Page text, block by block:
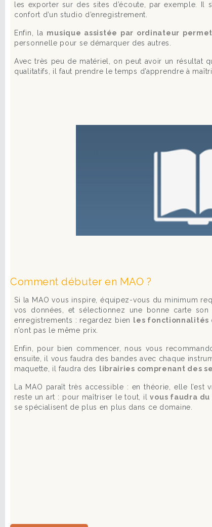
les exporter sur des sites d’écoute, par exemple.
confort d’un studio d’enregistrement.
Enfin, la musique assistée par ordinateur
personnelle pour se démarquer des autres.
Avec très peu de matériel, on peut avoir un résultat
qualitatifs, il faut prendre le temps d’apprendre à
Comment débuter en MAO ?
Si la MAO vous inspire, équipez-vous du minimum
vos données, et sélectionnez une bonne carte son
enregistrements : regardez bien
les
n’ont pas le même prix.
Enfin, pour bien commencer, nous vous
ensuite, il vous faudra des bandes avec chaque
maquette, il faudra des
librairies comprenant des
La MAO paraît très accessible : en théorie, elle
reste un art : pour maîtriser le tout, ilvous faudra
se spécialisent de plus en plus dans ce domaine.